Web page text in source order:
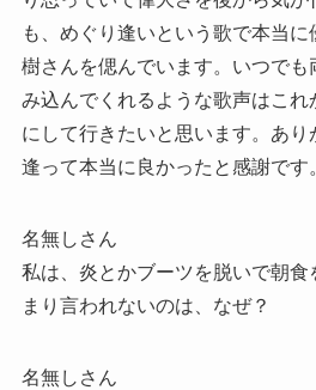
も、めぐり逢いという歌で本当
樹さんを偲んでいます。いつで
み込んでくれるような歌声はこれ
にして行きたいと思います。あり
逢って本当に良かったと感謝です
名無しさん
私は、炎とかブーツを脱いで朝食
まり言われないのは、なぜ？
名無しさん